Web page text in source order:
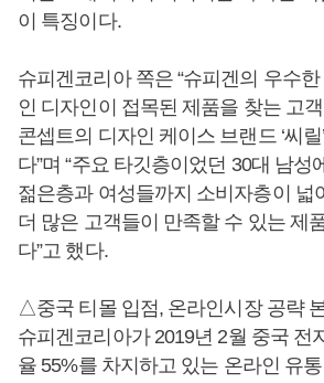
이 특징이다.
슈피겐코리아 쪽은 “슈피겐의 우수
인 디자인이 접목된 제품을 찾는 고
콘셉트의 디자인 케이스 브랜드 ‘씨
다”며 “주요 타깃층이었던 30대 남성
젊은층과 여성들까지 소비자층이 넓
더 많은 고객들이 만족할 수 있는 제
다”고 했다.
△중국 티몰 입점, 온라인시장 공략
슈피겐코리아가 2019년 2월 중국 전
율 55%를 차지하고 있는 온라인 유통